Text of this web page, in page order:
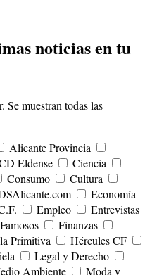
noticias en tu
Se muestran todas las
Alicante Provincia
Eldense
Ciencia
Consumo
Cultura
Economía
Empleo
Entrevistas
Famosos
Finanzas
Primitiva
Hércules CF
Legal y Derecho
Ambiente
Moda y